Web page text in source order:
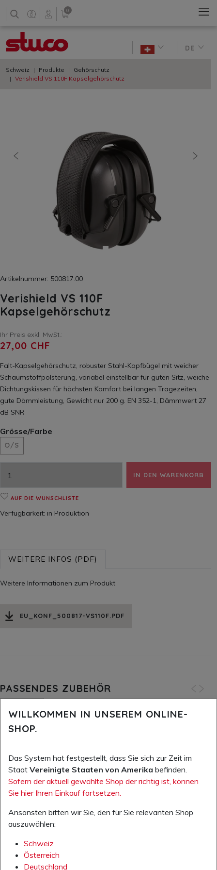
0
DE
Schweiz Produkte
Gehörschutz
Verishield VS 110F Kapselgehörschutz
vorherige
Artikelnummer: 500817.00
Verishield VS 110F
Kapselgehörschutz
Ihr Preis exkl. MwSt.:
27,00 CHF
Falt-Kapselgehörschutz, robuster Stahl-Kopfbügel mit weicher
Schaumstoffpolsterung, variabel einstellbar für guten Sitz, weiche
Dichtungskissen für höchsten Komfort bei langen Tragezeiten,
gute Dämmleistung, Gewicht nur 200 g. EN 352-1, Dämmwert 27
dB SNR
Grösse/Farbe
O/S
IN DEN WARENKORB
AUF DIE WUNSCHLISTE
Verfügbarkeit: in Produktion
WEITERE INFOS (PDF)
Weitere Informationen zum Produkt
EU_KONF_500817-VS110F.PDF
PASSENDES ZUBEHÖR
Preis
exkl.
MwSt.:
45,0
0 CH
F
ummer:
88.130.0
WILLKOMMEN IN UNSEREM ONLINE-
SHOP.
Das System hat festgestellt, dass Sie sich zur Zeit im
Staat Vereinigte Staaten von Amerika befinden.
Sofern der aktuell gewählte Shop der richtig ist, können
Sie hier Ihren Einkauf fortsetzen.
Ansonsten bitten wir Sie, den für Sie relevanten Shop
auszuwählen:
Schweiz
Österreich
Deutschland